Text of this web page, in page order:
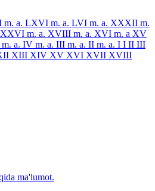
m. a. LXVI m. a. LVI m. a. XXXII m.
XXVI m. a. XVIII m. a. XVI m. a XV
m. a. IV m. a. III m. a. II m. a. I I II III
XIII XIV XV XVI XVII XVIII